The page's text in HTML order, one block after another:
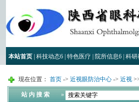
本站首页| 科技动态6| 特色医疗 院所信息6| 科研
现在位置： 首页 -> 近视眼防治中心 -> 近视
站 内 搜 索 »